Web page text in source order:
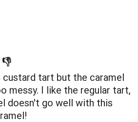
tart but the caramel
messy. I like the regular tart,
doesn't go well with this